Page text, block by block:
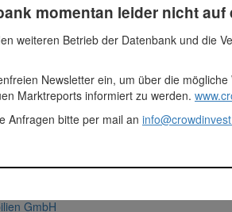
befindet sich in der Schillerstraße 21
Einwohnerstadt. Das Objekt wurde
Der rechtskräftige Baubescheid für die
Fertigstellung wird eine bewertete
Zum Emissionsstart liegt die
GmbH
momentan leider nicht
weiteren Betrieb der Datenbank und die
Newsletter ein, um über die
Marktreports informiert zu werden.
Anfragen bitte per mail an